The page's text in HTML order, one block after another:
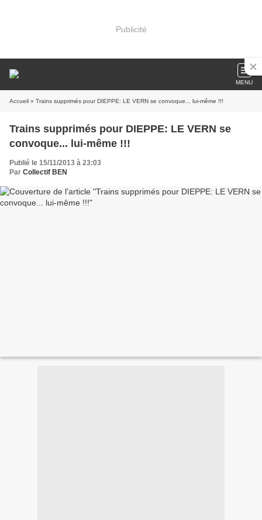
Publicité
MENU
Accueil » Trains supprimés pour DIEPPE: LE VERN se convoque... lui-même !!!
Trains supprimés pour DIEPPE: LE VERN se
convoque... lui-même !!!
Publié le 15/11/2013 à 23:03
Par Collectif BEN